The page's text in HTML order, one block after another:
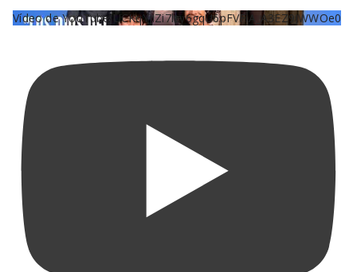
Vídeo de YouTube UCKqYjiZi7lzy6gqU6pFVFiA_A3EZ9JWWOe0